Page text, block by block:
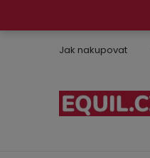
Jak nakupovat